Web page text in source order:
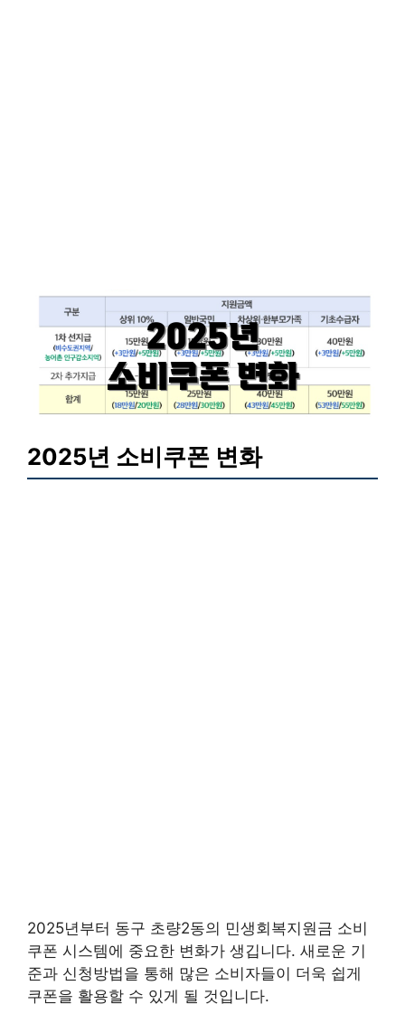
2025년 소비쿠폰 변화
2025년부터 동구 초량2동의 민생회복지원금 소비
쿠폰 시스템에 중요한 변화가 생깁니다. 새로운 기
준과 신청방법을 통해 많은 소비자들이 더욱 쉽게
쿠폰을 활용할 수 있게 될 것입니다.